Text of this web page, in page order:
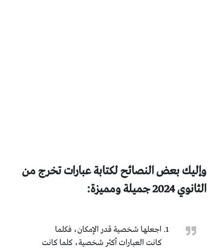
وإليك بعض النصائح لكتابة عبارات تخرج من
الثانوي 2024 جميلة ومميزة:
اجعلها شخصية قدر الإمكان، فكلما
كانت العبارات أكثر شخصية، كلما كانت